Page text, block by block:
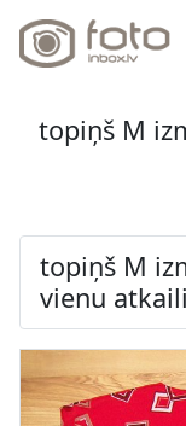
topiņš M
vienu